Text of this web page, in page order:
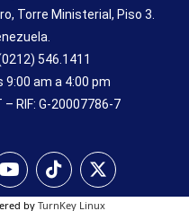
Torre Ministerial, Piso 3.
546.1411
9:00 am a 4:00 pm
RIF: G-20007786-7
byTurnKey Linux